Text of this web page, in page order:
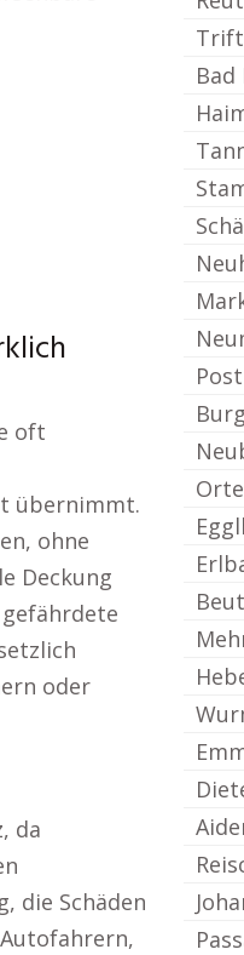
oft
übernimmt.
ohne
Deckung
oder
da
die Schäden